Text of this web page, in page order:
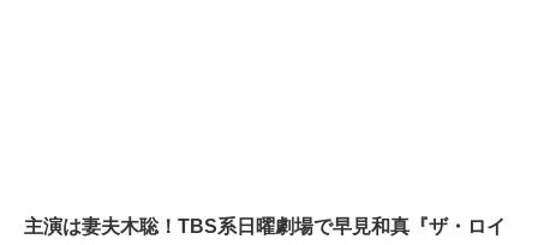
主演は妻夫木聡！TBS系日曜劇場で早見和真『ザ・ロイ